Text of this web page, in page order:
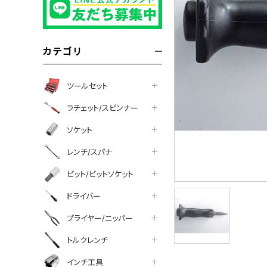
カテゴリ
ツールセット
ラチェット/スピンナー
ソケット
レンチ/スパナ
ビット/ビットソケット
ドライバー
プライヤー/ニッパー
トルクレンチ
インチ工具